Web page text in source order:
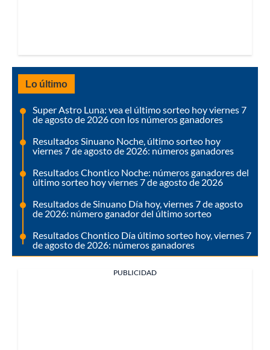
Lo último
Super Astro Luna: vea el último sorteo hoy viernes 7
de agosto de 2026 con los números ganadores
Resultados Sinuano Noche, último sorteo hoy
viernes 7 de agosto de 2026: números ganadores
Resultados Chontico Noche: números ganadores del
último sorteo hoy viernes 7 de agosto de 2026
Resultados de Sinuano Día hoy, viernes 7 de agosto
de 2026: número ganador del último sorteo
Resultados Chontico Día último sorteo hoy, viernes 7
de agosto de 2026: números ganadores
PUBLICIDAD